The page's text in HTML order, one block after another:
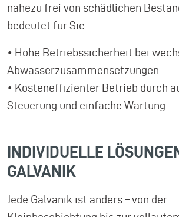
nahezu frei von schädlichen
bedeutet für Sie:
• Hohe Betriebssicherheit bei
Abwasserzusammensetzungen
• Kosteneffizienter Betrieb durch
Steuerung und einfache Wartung
INDIVIDUELLE
GALVANIK
Jede Galvanik ist anders – von der